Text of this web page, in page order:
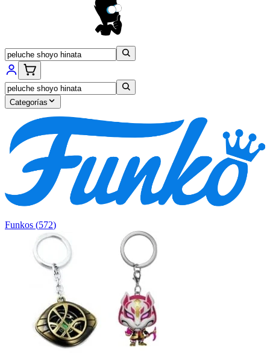
Categorías
Funkos (572)